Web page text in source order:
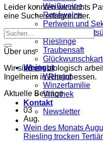
Weißweine
Roséweine
Perlwein und
Weine mit
Rieslinge
Traubensaft
Weingut
Weingut
Winzerfamilie
Vinothek
Kontakt
Newsletter
Leider konnten wir nichts
eine Suche erfolgreicher.
Über uns
Wir sind ein biologisch
Ingelheim in Rheinhessen.
Aktuelle Beiträge
03
Aug.
Wein des Monats
Riesling trocken